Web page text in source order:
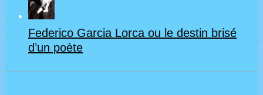
Federico Garcia Lorca ou le destin brisé
d’un poète